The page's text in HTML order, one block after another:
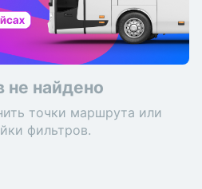
не найдено
точки маршрута или
фильтров.